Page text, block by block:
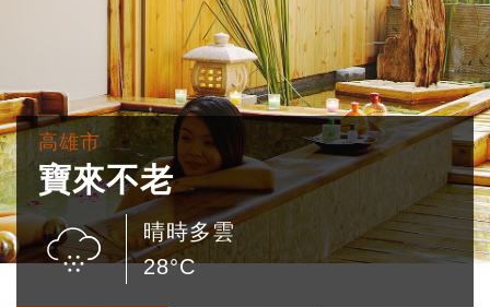
高雄市
寶來不老
晴時多雲
28°C